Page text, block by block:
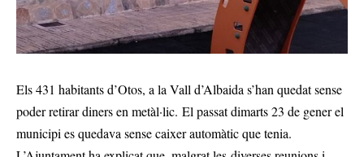
Els 431 habitants d’Otos, a la Vall d’Albaida s’han quedat sense
poder retirar diners en metàl·lic. El passat dimarts 23 de gener el
municipi es quedava sense caixer automàtic que tenia.